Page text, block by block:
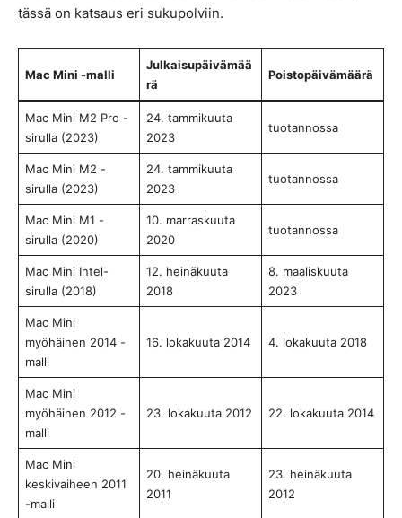
tässä on katsaus eri sukupolviin.
Mac Mini -malli
Julkaisupäivämää
rä
Poistopäivämäärä
Mac Mini M2 Pro -
sirulla (2023)
24. tammikuuta
2023
tuotannossa
Mac Mini M2 -
sirulla (2023)
24. tammikuuta
2023
tuotannossa
Mac Mini M1 -
sirulla (2020)
10. marraskuuta
2020
tuotannossa
Mac Mini Intel-
sirulla (2018)
12. heinäkuuta
2018
8. maaliskuuta
2023
Mac Mini
myöhäinen 2014 -
malli
16. lokakuuta 2014 4. lokakuuta 2018
Mac Mini
myöhäinen 2012 -
malli
23. lokakuuta 2012 22. lokakuuta 2014
Mac Mini
keskivaiheen 2011
-malli
20. heinäkuuta
2011
23. heinäkuuta
2012